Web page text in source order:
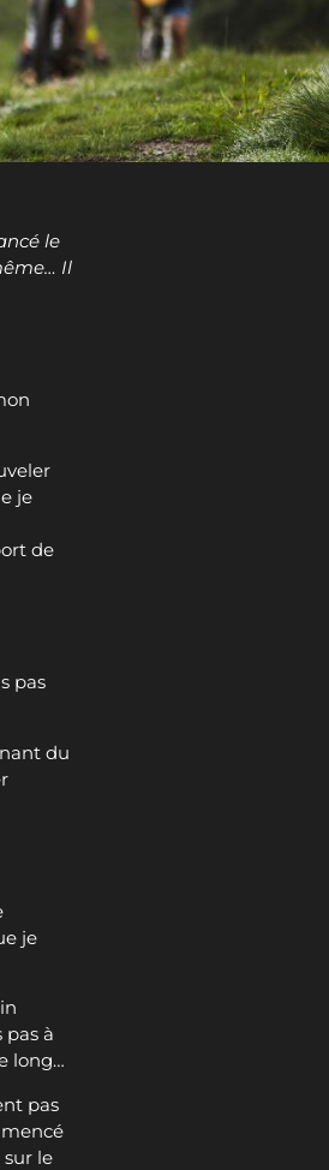
le
Il
je
de
pas
du
je
à
long…
pas
le